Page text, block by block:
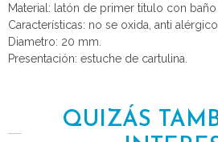
Material: latón de primer titulo con baño
Características: no se oxida, anti
Diametro: 20 mm.
Presentación: estuche de cartulina.
QUIZÁS